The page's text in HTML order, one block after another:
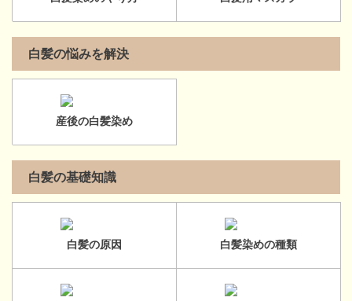
白髪の悩みを解決
産後の白髪染め
白髪の基礎知識
白髪の原因 白髪染めの種類